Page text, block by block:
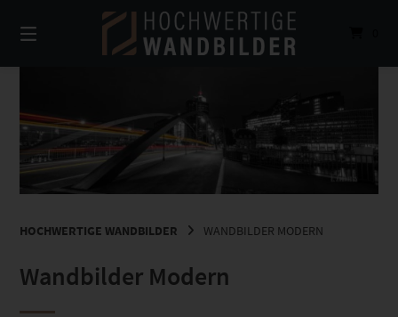
zum
Inhalt
HOCHWERTIGE WANDBILDER WANDBILDER MODERN
Wandbilder Modern